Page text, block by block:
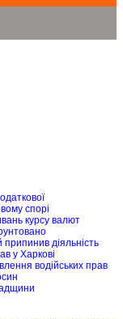
спорі
курсу валют
діяльність
у Харкові
водійських прав